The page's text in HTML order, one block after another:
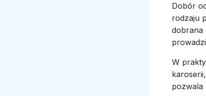
Dobór
rodzaju
dobrana
W
pozwala